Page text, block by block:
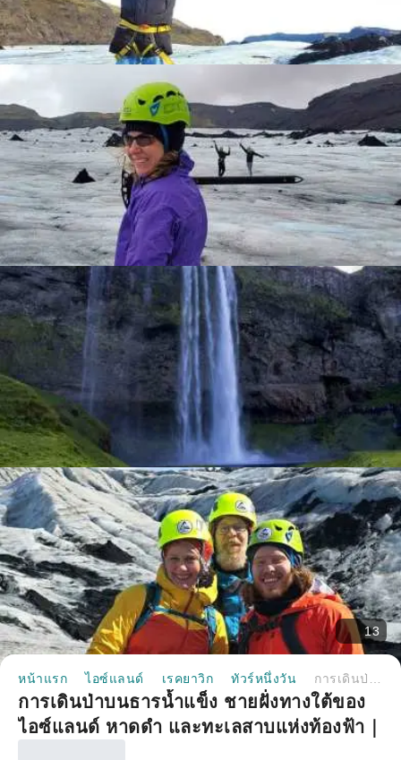
13
หน้าแรก ไอซ์แลนด์ เรคยาวิก ทัวร์หนึ่งวัน
การเดินป่าบนธารน้ำแข็ง ชายฝั่งทางใต้ของ
ไอซ์แลนด์ หาดดำ และทะเลสาบแห่งท้องฟ้า｜